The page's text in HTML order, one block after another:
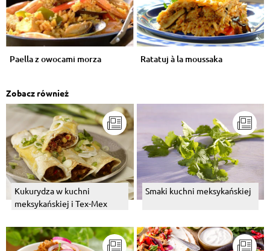
Paella z owocami morza Ratatuj à la moussaka
Zobacz również
Kukurydza w kuchni
meksykańskiej i Tex-Mex
Smaki kuchni meksykańskiej